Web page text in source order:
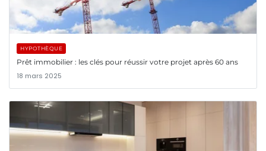
HYPOTHÈQUE
Prêt immobilier : les clés pour réussir votre projet après 60 ans
18 mars 2025